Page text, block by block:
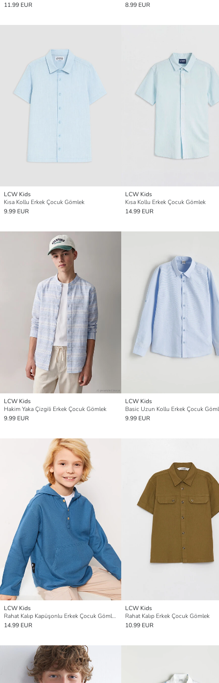
11.99 EUR
8.99 EUR
LCW Kids
Kısa Kollu Erkek Çocuk Gömlek
9.99 EUR
LCW Kids
Kısa Kollu Erkek Çocuk Gömlek
14.99 EUR
LCW Kids
Hakim Yaka Çizgili Erkek Çocuk Gömlek
9.99 EUR
LCW Kids
Basic Uzun Kollu Erkek Çocuk
9.99 EUR
LCW Kids
Rahat Kalıp Kapüşonlu Erkek Çocuk Gömlek
14.99 EUR
LCW Kids
Rahat Kalıp Erkek Çocuk Gömlek
10.99 EUR